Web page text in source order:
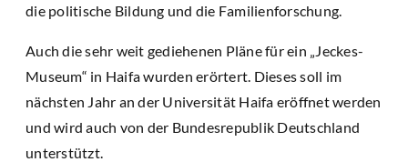
die politische Bildung und die Familienforschung.
Auch die sehr weit gediehenen Pläne für ein „Jeckes-
Museum“ in Haifa wurden erörtert. Dieses soll im
nächsten Jahr an der Universität Haifa eröffnet werden
und wird auch von der Bundesrepublik Deutschland
unterstützt.